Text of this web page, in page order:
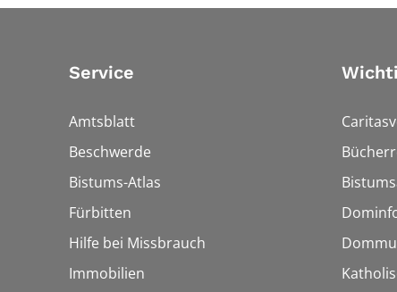
Service
Amtsblatt
Beschwerde
Bistums-Atlas
Fürbitten
Hilfe bei Missbrauch
Immobilien